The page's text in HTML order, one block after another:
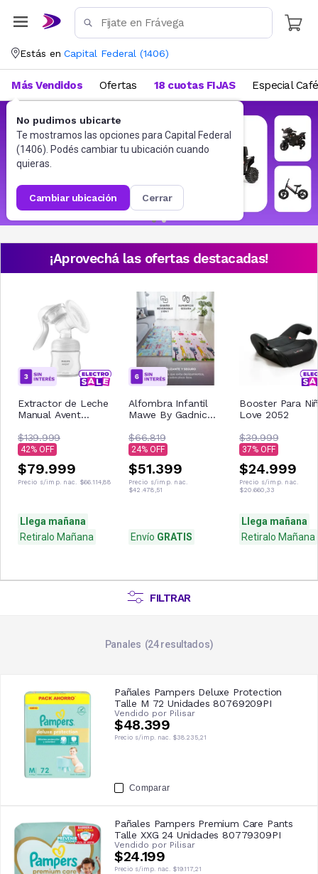
Estás en Capital Federal (1406)
No pudimos ubicarte
Te mostramos las opciones para Capital Federal
(1406). Podés cambiar tu ubicación cuando
quieras.
cambiar ubicación cerrar
Más Vendidos Ofertas 18 cuotas FIJAS Especial Café
¡Aprovechá las ofertas destacadas!
Extractor de Leche
Manual Avent
$139.999
42
$79.999
Precio s/imp. nac. $66.114,88
Llega mañana
Retiralo Mañana
Alfombra Infantil
Mawe By Gadnic
Impermeable Para
Bebes
$66.819
24
$51.399
Precio s/imp. nac.
$42.478,51
Envío GRATIS
Booster Para
Love 2052
$39.999
37
$24.999
Precio s/imp. nac.
$20.660,33
Llega mañana
Retiralo Mañana
FILTRAR
Panales 24resultados
Pañales Pampers Deluxe Protection
Talle M 72 Unidades 80769209PI
Vendido por Pilisar
$48.399
Precio s/imp. nac. $38.235,21
Comparar
Pañales Pampers Premium Care Pants
Talle XXG 24 Unidades 80779309PI
Vendido por Pilisar
$24.199
Precio s/imp. nac. $19.117,21